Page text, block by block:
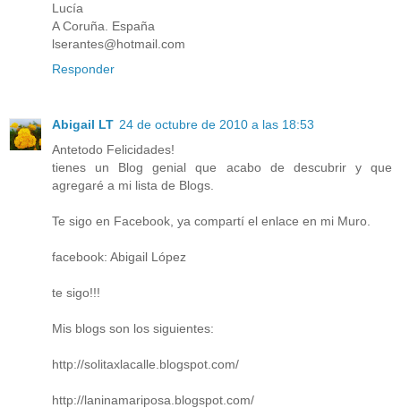
Lucía
A Coruña. España
lserantes@hotmail.com
Responder
Abigail LT 24 de octubre de 2010 a las 18:53
Antetodo Felicidades!
tienes un Blog genial que acabo de descubrir y que
agregaré a mi lista de Blogs.
Te sigo en Facebook, ya compartí el enlace en mi Muro.
facebook: Abigail López
te sigo!!!
Mis blogs son los siguientes:
http://solitaxlacalle.blogspot.com/
http://laninamariposa.blogspot.com/